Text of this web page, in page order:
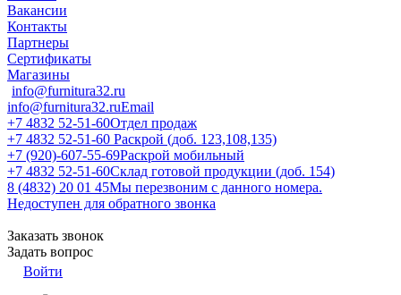
Вакансии
Контакты
Партнеры
Сертификаты
Магазины
info@furnitura32.ru
info@furnitura32.ruEmail
+7 4832 52-51-60Отдел продаж
+7 4832 52-51-60 Раскрой (доб. 123,108,135)
+7 (920)-607-55-69Раскрой мобильный
+7 4832 52-51-60Склад готовой продукции (доб. 154)
8 (4832) 20 01 45Мы перезвоним с данного номера.
Недоступен для обратного звонка
Заказать звонок
Задать вопрос
Войти